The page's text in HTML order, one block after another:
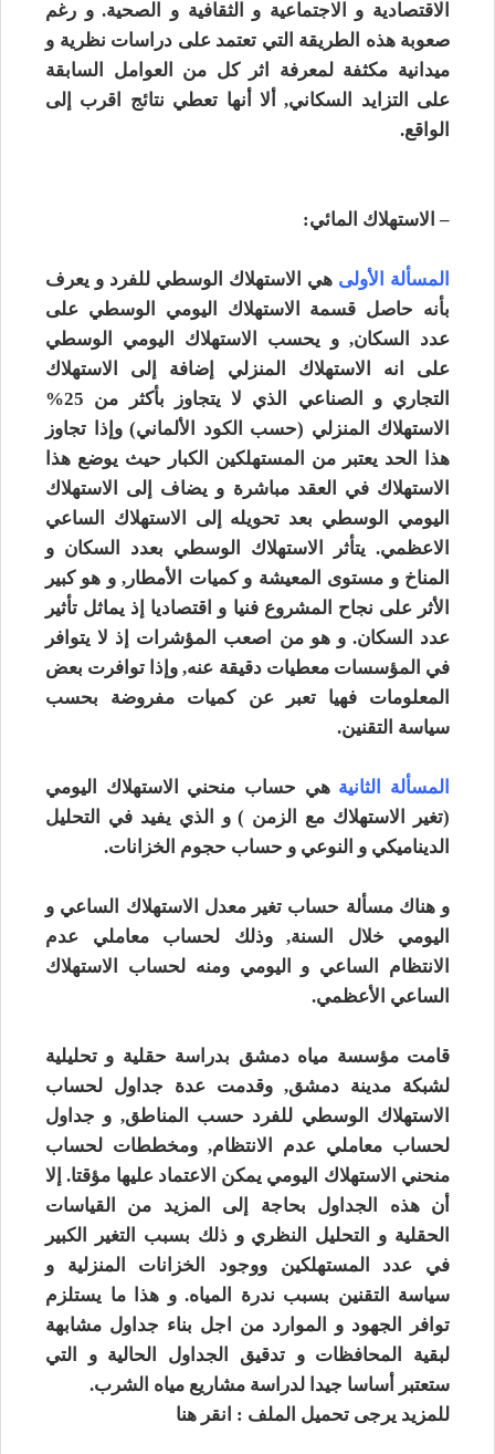
الاقتصادية و الاجتماعية و الثقافية و الصحية. و رغم
صعوبة هذه الطريقة التي تعتمد على دراسات نظرية و
ميدانية مكثفة لمعرفة اثر كل من العوامل السابقة
على التزايد السكاني, ألا أنها تعطي نتائج اقرب إلى
الواقع.
– الاستهلاك المائي:
المسألة الأولى هي الاستهلاك الوسطي للفرد و يعرف
بأنه حاصل قسمة الاستهلاك اليومي الوسطي على
عدد السكان, و يحسب الاستهلاك اليومي الوسطي
على انه الاستهلاك المنزلي إضافة إلى الاستهلاك
التجاري و الصناعي الذي لا يتجاوز بأكثر من 25%
الاستهلاك المنزلي (حسب الكود الألماني) وإذا تجاوز
هذا الحد يعتبر من المستهلكين الكبار حيث يوضع هذا
الاستهلاك في العقد مباشرة و يضاف إلى الاستهلاك
اليومي الوسطي بعد تحويله إلى الاستهلاك الساعي
الاعظمي. يتأثر الاستهلاك الوسطي بعدد السكان و
المناخ و مستوى المعيشة و كميات الأمطار, و هو كبير
الأثر على نجاح المشروع فنيا و اقتصاديا إذ يماثل تأثير
عدد السكان. و هو من اصعب المؤشرات إذ لا يتوافر
في المؤسسات معطيات دقيقة عنه, وإذا توافرت بعض
المعلومات فهيا تعبر عن كميات مفروضة بحسب
سياسة التقنين.
المسألة الثانية هي حساب منحني الاستهلاك اليومي
(تغير الاستهلاك مع الزمن ) و الذي يفيد في التحليل
الديناميكي و النوعي و حساب حجوم الخزانات.
و هناك مسألة حساب تغير معدل الاستهلاك الساعي و
اليومي خلال السنة, وذلك لحساب معاملي عدم
الانتظام الساعي و اليومي ومنه لحساب الاستهلاك
الساعي الأعظمي.
قامت مؤسسة مياه دمشق بدراسة حقلية و تحليلية
لشبكة مدينة دمشق, وقدمت عدة جداول لحساب
الاستهلاك الوسطي للفرد حسب المناطق, و جداول
لحساب معاملي عدم الانتظام, ومخططات لحساب
منحني الاستهلاك اليومي يمكن الاعتماد عليها مؤقتا. إلا
أن هذه الجداول بحاجة إلى المزيد من القياسات
الحقلية و التحليل النظري و ذلك بسبب التغير الكبير
في عدد المستهلكين ووجود الخزانات المنزلية و
سياسة التقنين بسبب ندرة المياه. و هذا ما يستلزم
توافر الجهود و الموارد من اجل بناء جداول مشابهة
لبقية المحافظات و تدقيق الجداول الحالية و التي
ستعتبر أساسا جيدا لدراسة مشاريع مياه الشرب.
للمزيد يرجى تحميل الملف : انقر هنا